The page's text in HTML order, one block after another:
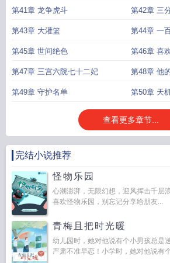
第41章 龙争虎斗 第42章 三
第43章 大灌篮 第44章 一
第45章 世间绝色 第46章 喜
第47章 三宫六院七十二妃 第48章 他
第49章 守护名单 第50章 天
查看更多章节...
完结小说推荐
怪物乐园
心潮澎湃，无限幻想，迎风挥击千层
喜欢怪物乐园，别忘记分享给朋友...
青梅且把时光暖
幼儿园时，她对他说有个小男孩总是
严肃不准早恋！小学时，她对他说有